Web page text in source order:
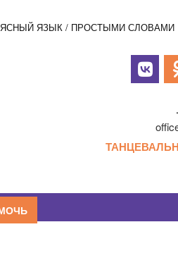
ЯСНЫЙ ЯЗЫК / ПРОСТЫМИ СЛОВАМИ